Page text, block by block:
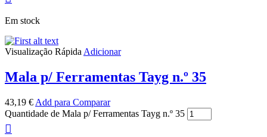
Em stock
Visualização Rápida Adicionar
Mala p/ Ferramentas Tayg n.º 35
43,19 € Add para Comparar
Quantidade de Mala p/ Ferramentas Tayg n.º 35